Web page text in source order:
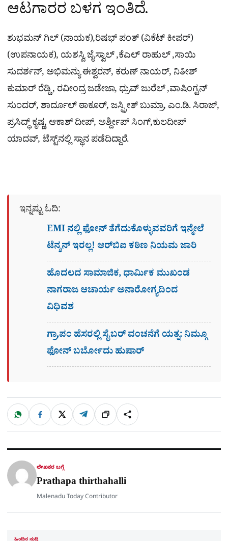
ಆಟಗಾರರ ಬಳಗ ಇಂತಿದೆ.
ಶುಭಮನ್ ಗಿಲ್ (ನಾಯಕ),ರಿಷಭ್ ಪಂತ್ (ವಿಕೆಟ್ ಕೀಪರ್)
(ಉಪನಾಯಕ), ಯಶಸ್ವಿ ಜೈಸ್ವಾಲ್ ,ಕೆಎಲ್ ರಾಹುಲ್ ,ಸಾಯಿ
ಸುದರ್ಶನ್​, ಅಭಿಮನ್ಯು ಈಶ್ವರನ್​, ಕರುಣ್ ನಾಯರ್, ನಿತೀಶ್
ಕುಮಾರ್ ರೆಡ್ಡಿ , ರವೀಂದ್ರ ಜಡೇಜಾ, ಧ್ರುವ್ ಜುರೆಲ್ ,ವಾಷಿಂಗ್ಟನ್
ಸುಂದರ್, ಶಾರ್ದೂಲ್ ಠಾಕೂರ್, ಜಸ್ಪ್ರೀತ್ ಬುಮ್ರಾ, ಎಂ.ಡಿ. ಸಿರಾಜ್,
ಪ್ರಸಿದ್ಧ್ ಕೃಷ್ಣ, ಆಕಾಶ್ ದೀಪ್, ಅರ್ಶ್ದೀಪ್ ಸಿಂಗ್,ಕುಲದೀಪ್
ಯಾದವ್, ಟೆಸ್ಟ್​ನಲ್ಲಿ ಸ್ಥಾನ ಪಡೆದಿದ್ದಾರೆ.
ಇನ್ನಷ್ಟು ಓದಿ:
EMI ನಲ್ಲಿ ಫೋನ್​ ತೆಗೆದುಕೊಳ್ಳುವವರಿಗೆ ಇನ್ಮೇಲೆ
ಟೆನ್ಶನ್​ ಇರಲ್ಲ! ಆರ್‌ಬಿಐ ಕಠಿಣ ನಿಯಮ ಜಾರಿ
ಹೊದಲದ ಸಾಮಾಜಿಕ, ಧಾರ್ಮಿಕ ಮುಖಂಡ
ನಾಗರಾಜ ಆಚಾರ್ಯ ಅನಾರೋಗ್ಯದಿಂದ
ವಿಧಿವಶ
ಗ್ರಾ,ಪಂ ಹೆಸರಲ್ಲಿ ಸೈಬ‌ರ್ ವಂಚನೆಗೆ ಯತ್ನ: ನಿಮ್ಗೂ
ಫೋನ್​ ಬರ್ಬೋದು ಹುಷಾರ್​​
ಹಂಚಿಕೊಳ್ಳಿ
W
a
t
p
p
F
c
e
o
k
X T
l
e
a
m
ಲಿಂ
ಕ್
S
h
a
ಲೇಖಕರ ಬಗ್ಗೆ
Prathapa thirthahalli
Malenadu Today Contributor